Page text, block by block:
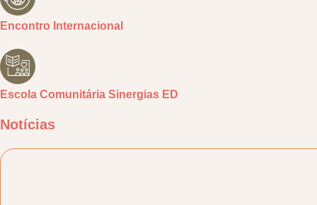
Encontro Internacional
Escola Comunitária Sinergias ED
Notícias